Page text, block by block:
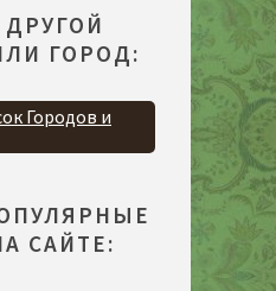
ГОРОД:
Городов и
САЙТЕ: